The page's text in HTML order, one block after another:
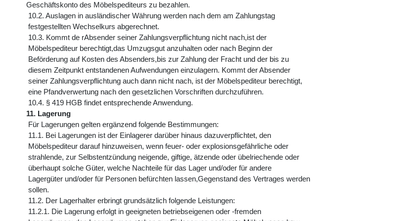
Geschäftskonto des Möbelspediteurs zu bezahlen.
10.2. Auslagen in ausländischer Währung werden nach dem am Zahlungstag
festgestellten Wechselkurs abgerechnet.
10.3. Kommt de rAbsender seiner Zahlungsverpflichtung nicht nach,ist der
Möbelspediteur berechtigt,das Umzugsgut anzuhalten oder nach Beginn der
Beförderung auf Kosten des Absenders,bis zur Zahlung der Fracht und der bis zu
diesem Zeitpunkt entstandenen Aufwendungen einzulagern. Kommt der Absender
seiner Zahlungsverpflichtung auch dann nicht nach, ist der Möbelspediteur berechtigt,
eine Pfandverwertung nach den gesetzlichen Vorschriften durchzuführen.
10.4. § 419 HGB findet entsprechende Anwendung.
11. Lagerung
Für Lagerungen gelten ergänzend folgende Bestimmungen:
11.1. Bei Lagerungen ist der Einlagerer darüber hinaus dazuverpflichtet, den
Möbelspediteur darauf hinzuweisen, wenn feuer- oder explosionsgefährliche oder
strahlende, zur Selbstentzündung neigende, giftige, ätzende oder übelriechende oder
überhaupt solche Güter, welche Nachteile für das Lager und/oder für andere
Lagergüter und/oder für Personen befürchten lassen,Gegenstand des Vertrages werden
sollen.
11.2. Der Lagerhalter erbringt grundsätzlich folgende Leistungen:
11.2.1. Die Lagerung erfolgt in geeigneten betriebseigenen oder -fremden